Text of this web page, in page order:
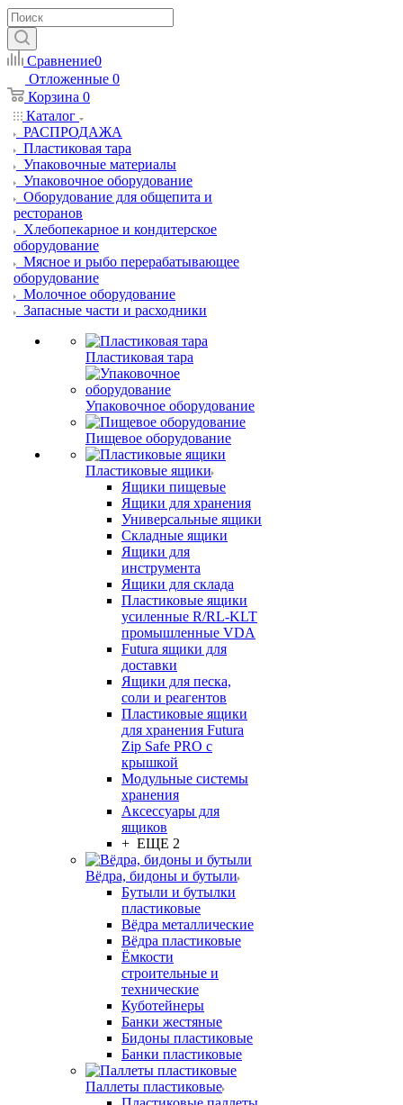
Сравнение0
Отложенные 0
Корзина 0
Каталог
РАСПРОДАЖА
Пластиковая тара
Упаковочные материалы
Упаковочное оборудование
Оборудование для общепита и
ресторанов
Хлебопекарное и кондитерское
оборудование
Мясное и рыбо перерабатывающее
оборудование
Молочное оборудование
Запасные части и расходники
Пластиковая тара
Упаковочное оборудование
Пищевое оборудование
Пластиковые ящики
Ящики пищевые
Ящики для хранения
Универсальные ящики
Складные ящики
Ящики для
инструмента
Ящики для склада
Пластиковые ящики
усиленные R/RL-KLT
промышленные VDA
Futura ящики для
доставки
Ящики для песка,
соли и реагентов
Пластиковые ящики
для хранения Futura
Zip Safe PRO с
крышкой
Модульные системы
хранения
Аксессуары для
ящиков
+ ЕЩЕ 2
Вёдра, бидоны и бутыли
Бутыли и бутылки
пластиковые
Вёдра металлические
Вёдра пластиковые
Ёмкости
строительные и
технические
Куботейнеры
Банки жестяные
Бидоны пластиковые
Банки пластиковые
Паллеты пластиковые